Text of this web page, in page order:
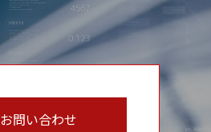
お問い合わせ